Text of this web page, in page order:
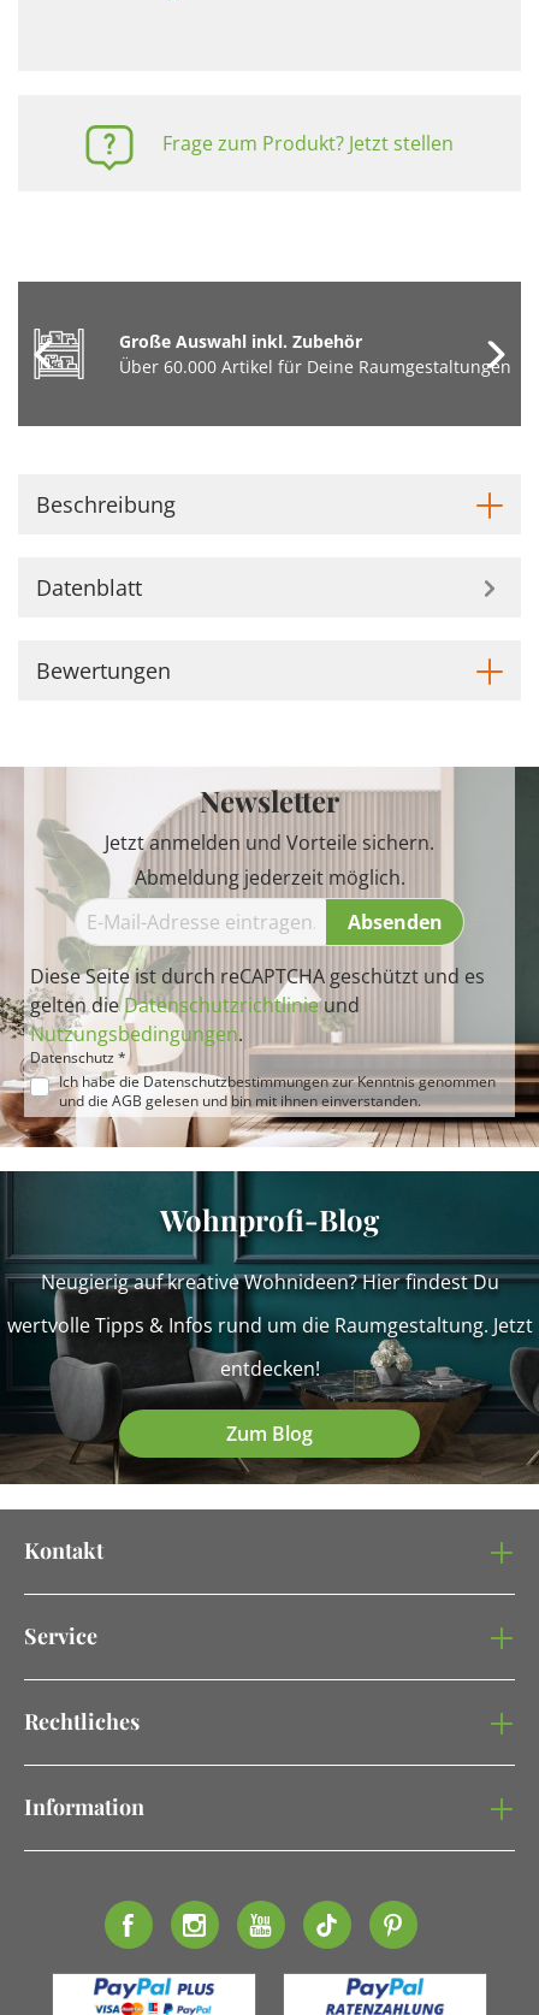
Frage zum Produkt? Jetzt stellen
Große Auswahl inkl. Zubehör
Über 60.000 Artikel für Deine Raumgestaltungen
Beschreibung
Datenblatt
Bewertungen
Newsletter
Jetzt anmelden und Vorteile sichern.
Abmeldung jederzeit möglich.
Absenden
Diese Seite ist durch reCAPTCHA geschützt und es
gelten dieDatenschutzrichtlinieund
Nutzungsbedingungen.
Datenschutz *
Ich habe die Datenschutzbestimmungenzur Kenntnis genommen
und die AGB gelesen und bin mit ihnen einverstanden.
Wohnprofi-Blog
Neugierig auf kreative Wohnideen? Hier findest Du
wertvolle Tipps & Infos rund um die Raumgestaltung. Jetzt
entdecken!
Zum Blog
Kontakt
Service
Rechtliches
Information